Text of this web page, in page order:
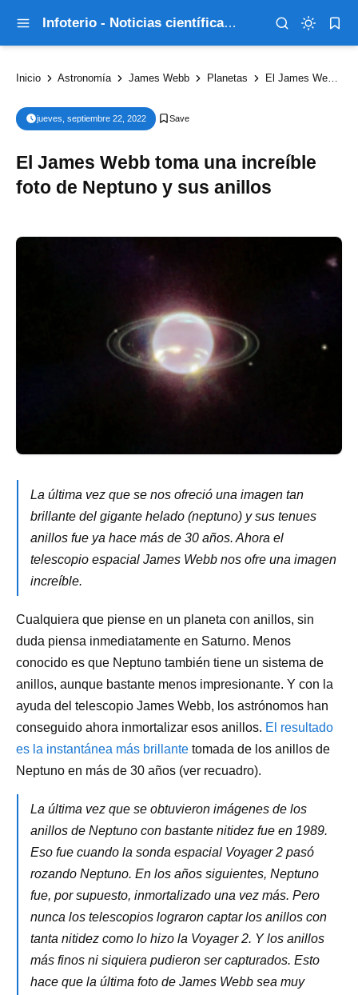
Infoterio - Noticias científicas que explican el mundo
Inicio Astronomía James Webb Planetas El James Webb toma una increíble foto de Neptuno y sus anillos
jueves, septiembre 22, 2022
El James Webb toma una increíble
foto de Neptuno y sus anillos
La última vez que se nos ofreció una imagen tan
brillante del gigante helado (neptuno) y sus tenues
anillos fue ya hace más de 30 años. Ahora el
telescopio espacial James Webb nos ofre una imagen
increíble.
Cualquiera que piense en un planeta con anillos, sin
duda piensa inmediatamente en Saturno. Menos
conocido es que Neptuno también tiene un sistema de
anillos, aunque bastante menos impresionante. Y con la
ayuda del telescopio James Webb, los astrónomos han
conseguido ahora inmortalizar esos anillos. El resultado
es la instantánea más brillante tomada de los anillos de
Neptuno en más de 30 años (ver recuadro).
La última vez que se obtuvieron imágenes de los
anillos de Neptuno con bastante nitidez fue en 1989.
Eso fue cuando la sonda espacial Voyager 2 pasó
rozando Neptuno. En los años siguientes, Neptuno
fue, por supuesto, inmortalizado una vez más. Pero
nunca los telescopios lograron captar los anillos con
tanta nitidez como lo hizo la Voyager 2. Y los anillos
más finos ni siquiera pudieron ser capturados. Esto
hace que la última foto de James Webb sea muy